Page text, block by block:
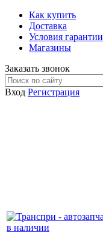
Как купить
Доставка
Условия гарантии
Магазины
Заказать звонок
Вход Регистрация